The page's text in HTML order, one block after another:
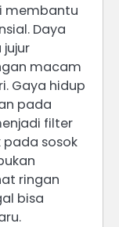
membantu
Daya
macam
Gaya hidup
pada
filter
sosok
ringan
bisa